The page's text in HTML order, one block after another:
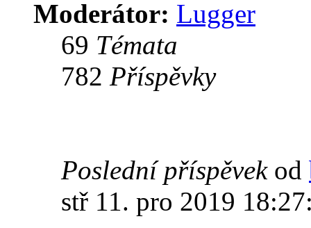
Moderátor: Lugger
69 Témata
782 Příspěvky
Poslední příspěvekod
stř 11. pro 2019